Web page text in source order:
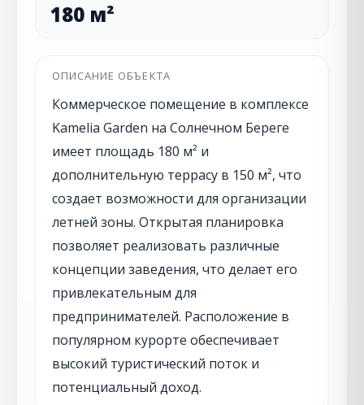
180 м²
ОПИСАНИЕ ОБЪЕКТА
Коммерческое помещение в комплексе
Kamelia Garden на Солнечном Береге
имеет площадь 180 м² и
дополнительную террасу в 150 м², что
создает возможности для организации
летней зоны. Открытая планировка
позволяет реализовать различные
концепции заведения, что делает его
привлекательным для
предпринимателей. Расположение в
популярном курорте обеспечивает
высокий туристический поток и
потенциальный доход.